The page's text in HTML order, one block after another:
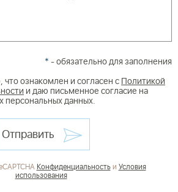
*- обязательно для заполнения
ознакомлен и согласен сПолитикой
и даю письменное согласие на
персональных данных.
Отправить
КонфиденциальностьиУсловия
использования